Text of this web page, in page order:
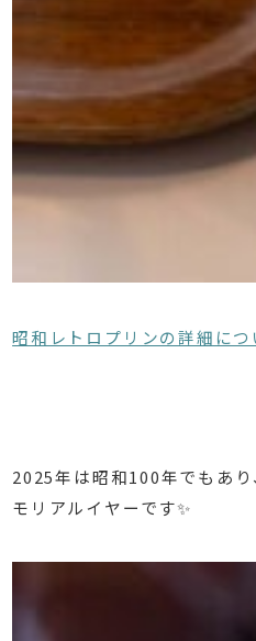
昭和レトロプリンの詳細につ
2025年は昭和100年でもあ
モリアルイヤーです✨